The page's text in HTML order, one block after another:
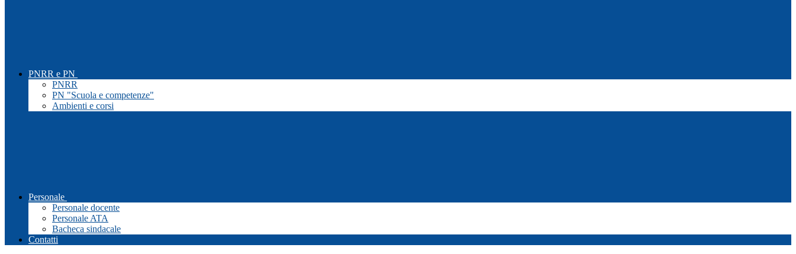
PNRR e PN
PNRR
PN "Scuola e competenze"
Ambienti e corsi
Personale
Personale docente
Personale ATA
Bacheca sindacale
Contatti